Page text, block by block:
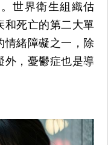
世界衛生組織估
和死亡的第二大單
情緒障礙之一，除
外，憂鬱症也是導